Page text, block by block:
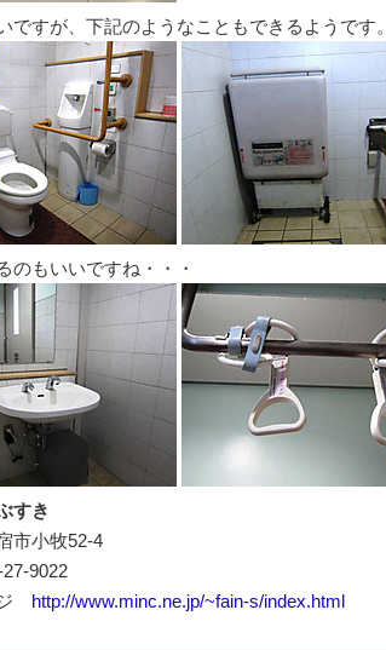
ですが、下記のようなこともできるようです。
のもいいですね・・・
すき
市小牧52-4
9022
http://www.minc.ne.jp/~fain-s/index.html